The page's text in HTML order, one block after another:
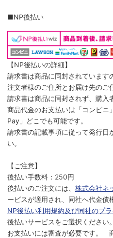
■NP後払い
【NP後払いの詳細】
請求書は商品に同封されています
注文者様のご住所とお届け先のご
請求書は商品に同封されず、購入
商品代金のお支払いは「コンビニ
Pay」どこでも可能です。
請求書の記載事項に従って発行日
い。
【ご注意】
後払い手数料：250円
後払いのご注文には、 株式会社ネ
ービスが適用され、同社へ代金債
NP後払い利用規約及び同社のプ
後払いサービスをご選択ください。
お支払いには審査が必要です。